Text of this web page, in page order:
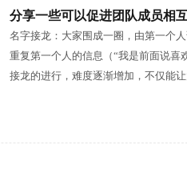
分享一些可以促进团队成员相
名字接龙：大家围成一圈，由第一个
重复第一个人的信息（“我是前面说喜
接龙的进行，难度逐渐增加，不仅能